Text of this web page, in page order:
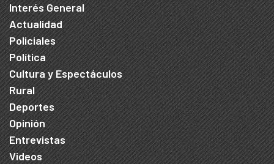
Interés General
Actualidad
Policiales
Política
Cultura y Espectáculos
Rural
Deportes
Opinión
Entrevistas
Videos